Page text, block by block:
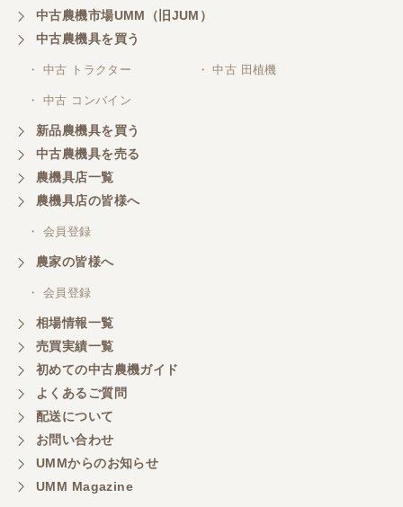
中古農機市場UMM（旧JUM）
中古農機具を買う
・ 中古 トラクター ・ 中古 田植機
・ 中古 コンバイン
新品農機具を買う
中古農機具を売る
農機具店一覧
農機具店の皆様へ
・ 会員登録
農家の皆様へ
・ 会員登録
相場情報一覧
売買実績一覧
初めての中古農機ガイド
よくあるご質問
配送について
お問い合わせ
UMMからのお知らせ
UMM Magazine